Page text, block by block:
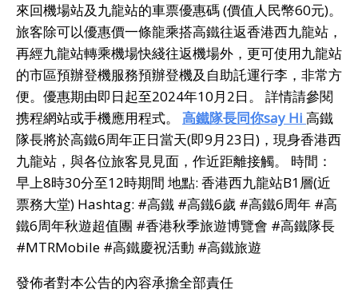
來回機場站及九龍站的車票優惠碼 (價值人民幣60元)。
旅客除可以優惠價一條龍乘搭高鐵往返香港西九龍站，
再經九龍站轉乘機場快綫往返機場外，更可使用九龍站
的市區預辦登機服務預辦登機及自助託運行李，非常方
便。優惠期由即日起至2024年10月2日。 詳情請參閱
携程網站或手機應用程式。 高鐵隊長同你say Hi 高鐵
隊長將於高鐵6周年正日當天(即9月23日)，現身香港西
九龍站，與各位旅客見見面，作近距離接觸。 時間：
早上8時30分至12時期間 地點: 香港西九龍站B1層(近
票務大堂) Hashtag: #高鐵 #高鐵6歲 #高鐵6周年 #高
鐵6周年秋遊超值團 #香港秋季旅遊博覽會 #高鐵隊長
#MTRMobile #高鐵慶祝活動 #高鐵旅遊
發佈者對本公告的內容承擔全部責任